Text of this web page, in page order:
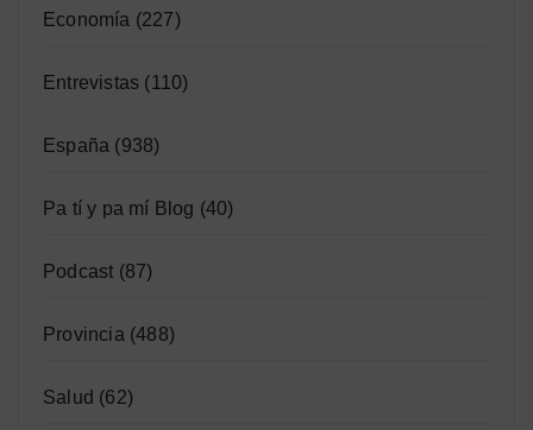
Economía (227)
Entrevistas (110)
España (938)
Pa tí y pa mí Blog (40)
Podcast (87)
Provincia (488)
Salud (62)